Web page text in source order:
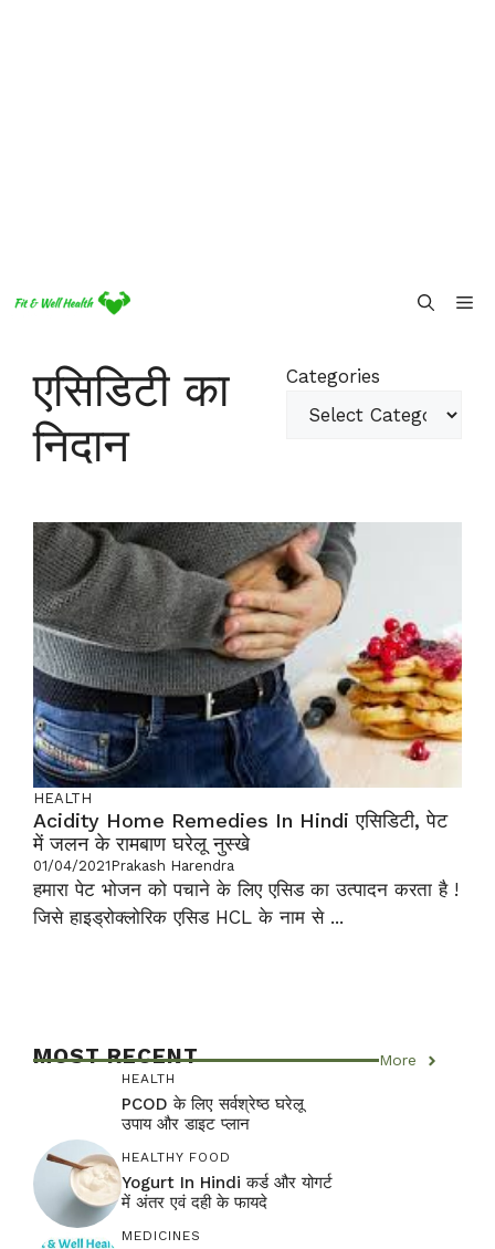
एसिडिटी का
निदान
Categories
HEALTH
Acidity Home Remedies In Hindi एसिडिटी, पेट
में जलन के रामबाण घरेलू नुस्खे
01/04/2021Prakash Harendra
हमारा पेट भोजन को पचाने के लिए एसिड का उत्पादन करता है !
जिसे हाइड्रोक्लोरिक एसिड HCL के नाम से ...
MOST RECENT More
HEALTH
PCOD के लिए सर्वश्रेष्ठ घरेलू
उपाय और डाइट प्लान
HEALTHY FOOD
Yogurt In Hindi कर्ड और योगर्ट
में अंतर एवं दही के फायदे
MEDICINES